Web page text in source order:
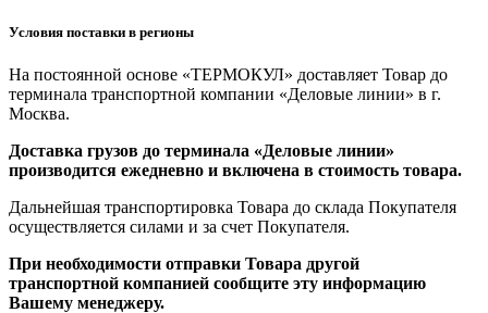
Условия поставки в регионы
На постоянной основе «ТЕРМОКУЛ» доставляет Товар до
терминала транспортной компании «Деловые линии» в г.
Москва.
Доставка грузов до терминала «Деловые линии»
производится ежедневно и включена в стоимость товара.
Дальнейшая транспортировка Товара до склада Покупателя
осуществляется силами и за счет Покупателя.
При необходимости отправки Товара другой
транспортной компанией сообщите эту информацию
Вашему менеджеру.